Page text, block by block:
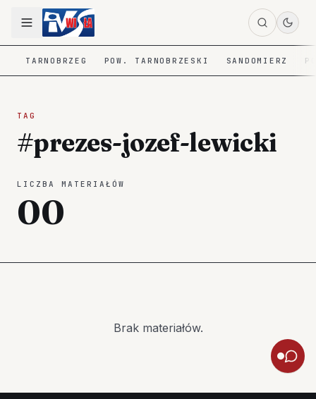
TARNOBRZEG POW. TARNOBRZESKI SANDOMIERZ
TAG
#prezes-jozef-lewicki
LICZBA MATERIAŁÓW
00
Brak materiałów.